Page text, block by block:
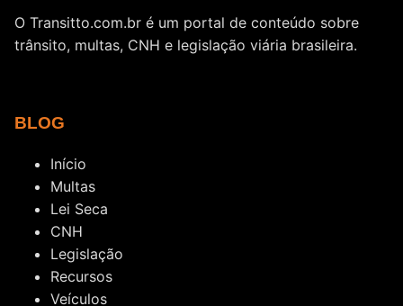
O Transitto.com.br é um portal de conteúdo sobre
trânsito, multas, CNH e legislação viária brasileira.
BLOG
Início
Multas
Lei Seca
CNH
Legislação
Recursos
Veículos